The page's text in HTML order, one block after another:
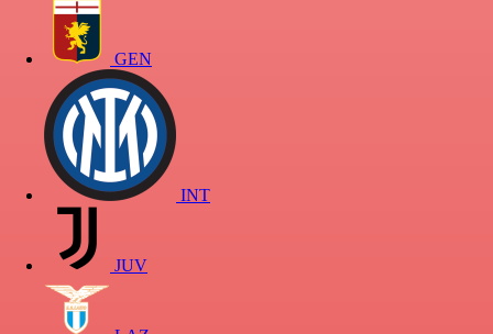
GEN
INT
JUV